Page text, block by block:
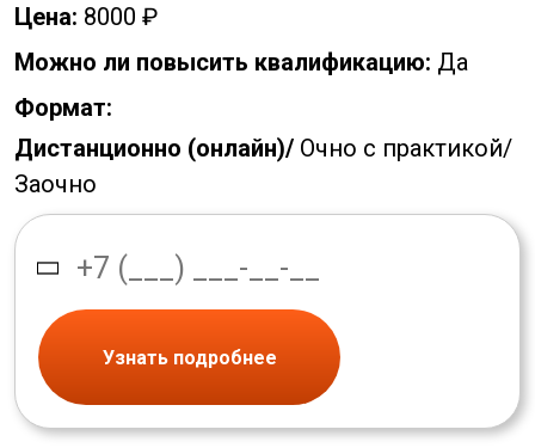
Цена: 8000 ₽
Можно ли повысить квалификацию: Да
Формат:
Дистанционно (онлайн)/ Очно с практикой/
Заочно
Узнать подробнее